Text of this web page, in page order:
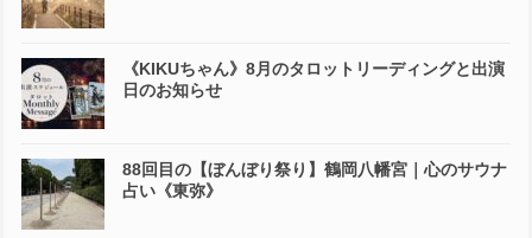
《KIKUちゃん》8月のタロットリーディングと出演
日のお知らせ
88回目の【ぼんぼり祭り】鶴岡八幡宮｜心のサウナ
占い《東弥》